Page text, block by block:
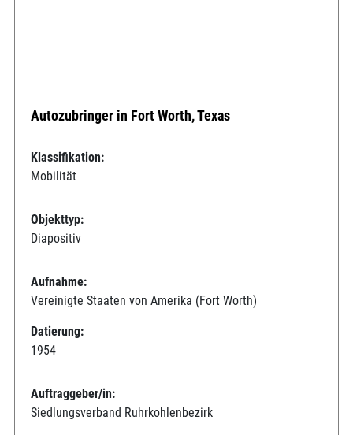
Autozubringer in Fort Worth, Texas
Klassifikation:
Mobilität
Objekttyp:
Diapositiv
Aufnahme:
Vereinigte Staaten von Amerika (Fort Worth)
Datierung:
1954
Auftraggeber/in:
Siedlungsverband Ruhrkohlenbezirk